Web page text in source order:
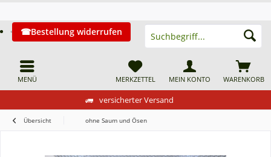
versicherter Versand
MENÜ
Bestellung widerrufen
WARENKORB
MERKZETTEL MEIN KONTO
Übersicht ohne Saum und Ösen